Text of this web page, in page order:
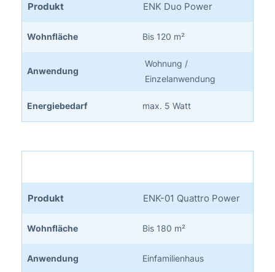
Produkt ENK Duo Power
Wohnfläche Bis 120 m²
Anwendung
Wohnung /
Einzelanwendung
Energiebedarf max. 5 Watt
Produkt ENK-01 Quattro Power
Wohnfläche Bis 180 m²
Anwendung Einfamilienhaus